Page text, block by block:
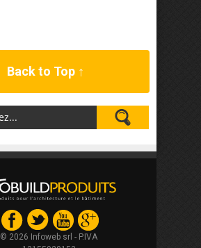
Back to Top ↑
© 2026 Infoweb srl - P.IVA